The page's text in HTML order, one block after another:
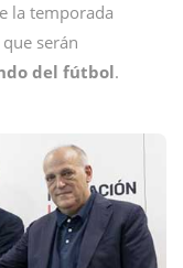
la temporada
serán
del fútbol.